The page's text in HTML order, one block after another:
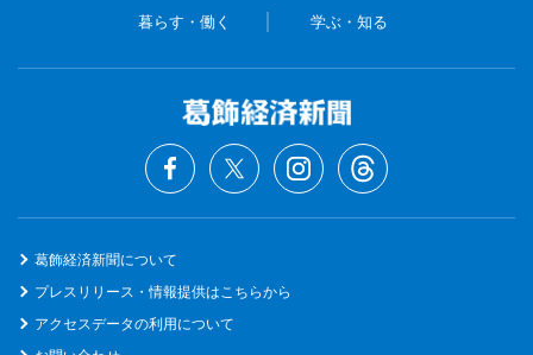
暮らす・働く 学ぶ・知る
葛飾経済新聞について
プレスリリース・情報提供はこちらから
アクセスデータの利用について